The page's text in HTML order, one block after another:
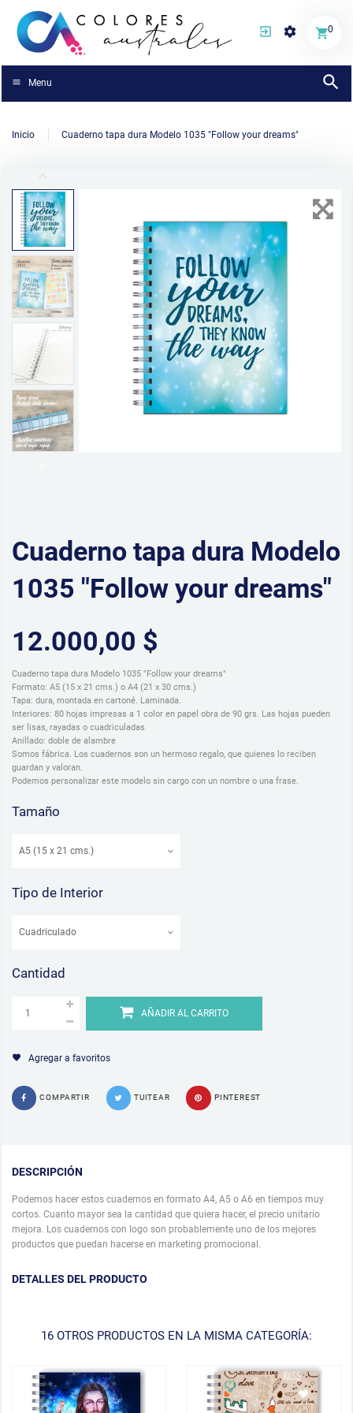
0
Menu
Inicio Cuaderno tapa dura Modelo 1035 "Follow your dreams"
Cuaderno tapa dura Modelo
1035 "Follow your dreams"
12.000,00 $
Cuaderno tapa dura Modelo 1035 "Follow your dreams"
Formato: A5 (15 x 21 cms.) o A4 (21 x 30 cms.)
Tapa: dura, montada en cartoné. Laminada.
Interiores: 80 hojas impresas a 1 color en papel obra de 90 grs. Las hojas pueden
ser lisas, rayadas o cuadriculadas
Anillado: doble de alambre
Somos fábrica. Los cuadernos son un hermoso regalo, que quienes lo reciben
guardan y valoran.
Podemos personalizar este modelo sin cargo con un nombre o una frase.
Tamaño
Tipo de Interior
Cantidad
AÑADIR AL CARRITO
Agregar a favoritos
COMPARTIR TUITEAR PINTEREST
DESCRIPCIÓN
Podemos hacer estos cuadernos en formato A4, A5 o A6 en tiempos muy
cortos. Cuanto mayor sea la cantidad que quiera hacer, el precio unitario
mejora. Los cuadernos con logo son probablemente uno de los mejores
productos que puedan hacerse en marketing promocional.
DETALLES DEL PRODUCTO
16 OTROS PRODUCTOS EN LA MISMA CATEGORÍA: